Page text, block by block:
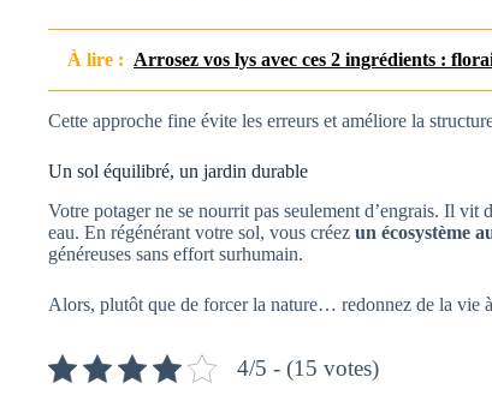
À lire : Arrosez vos lys avec ces 2 ingrédients :
Cette approche fine évite les erreurs et améliore la
Un sol équilibré, un jardin durable
Votre potager ne se nourrit pas seulement d’engrais. Il vit
eau. En régénérant votre sol, vous créez un écosystème
généreuses sans effort surhumain.
Alors, plutôt que de forcer la nature… redonnez de la vie
4/5 - (15 votes)